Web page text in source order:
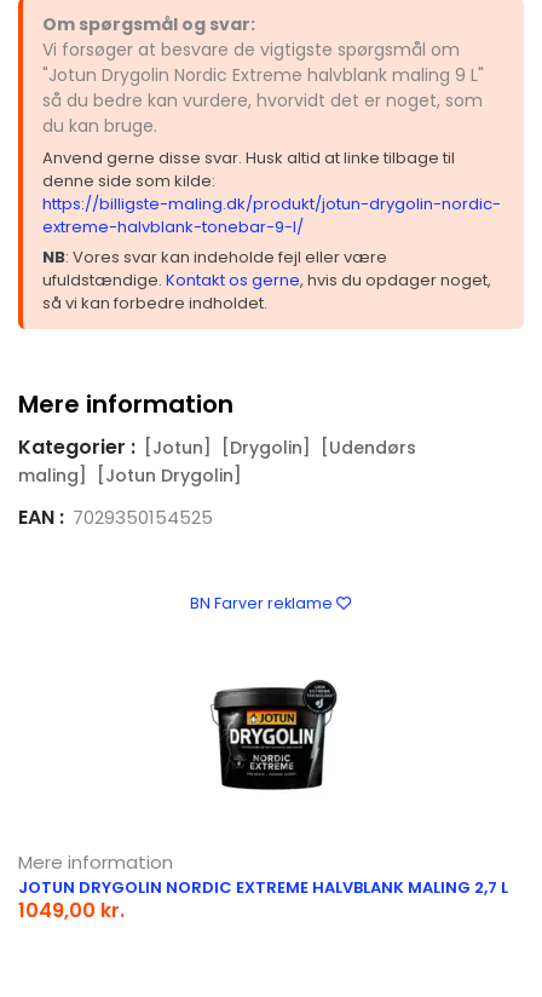
Om spørgsmål og svar:
Vi forsøger at besvare de vigtigste spørgsmål om
"Jotun Drygolin Nordic Extreme halvblank maling 9 L"
så du bedre kan vurdere, hvorvidt det er noget, som
du kan bruge.
Anvend gerne disse svar. Husk altid at linke tilbage til
denne side som kilde:
https://billigste-maling.dk/produkt/jotun-drygolin-nordic-
extreme-halvblank-tonebar-9-l/
NB: Vores svar kan indeholde fejl eller være
ufuldstændige. Kontakt os gerne, hvis du opdager noget,
så vi kan forbedre indholdet.
Mere information
Kategorier : [Jotun] [Drygolin]
[Udendørs
maling]
[Jotun Drygolin]
EAN : 7029350154525
BN Farver reklame
Mere information
JOTUN DRYGOLIN NORDIC EXTREME HALVBLANK MALING 2,7 L
1049,00 kr.